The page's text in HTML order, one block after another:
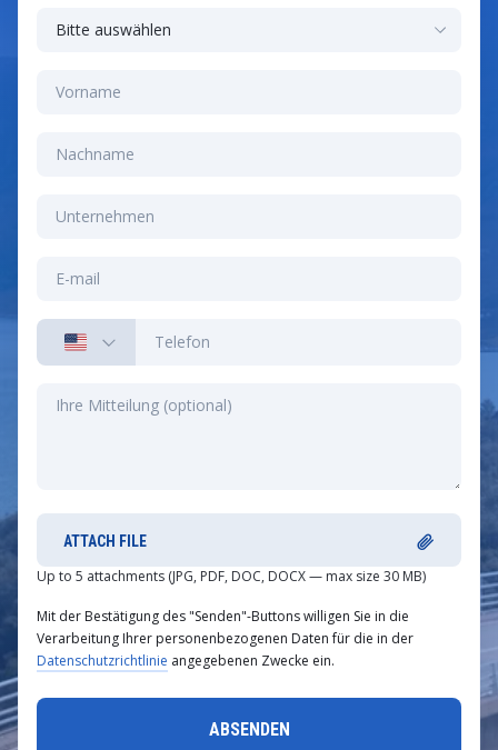
zum Geschäft weiterentwickeln und langfristig
Lieferketten und Finanzprognosen für maximale
ATTACH FILE
Up to 5 attachments (JPG, PDF, DOC, DOCX — max size 30 MB)
Mit der Bestätigung des "Senden"-Buttons willigen Sie in die
Verarbeitung Ihrer personenbezogenen Daten für die in der
Datenschutzrichtlinie angegebenen Zwecke ein.